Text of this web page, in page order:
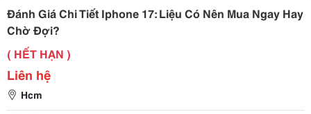
Đánh Giá Chi Tiết Iphone 17: Liệu Có Nên Mua Ngay Hay
Chờ Đợi?
( HẾT HẠN )
Liên hệ
Hcm